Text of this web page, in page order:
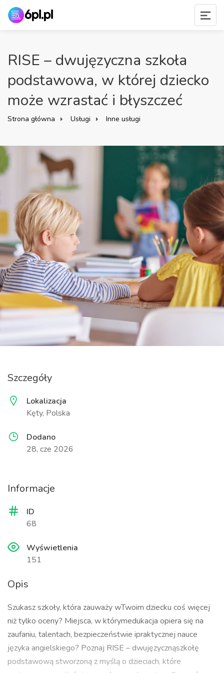
RISE – dwujęzyczna szkoła
podstawowa, w której dziecko
może wzrastać i błyszczeć
Strona główna Usługi Inne usługi
Szczegóły
Lokalizacja
Kęty, Polska
Dodano
28, cze 2026
Informacje
ID
68
Wyświetlenia
151
Opis
Szukasz szkoły, która zauważy wTwoim dziecku coś więcej
niż tylko oceny? Miejsca, w którymedukacja opiera się na
zaufaniu, talentach, bezpieczeństwie ipraktycznej nauce
języka angielskiego? Poznaj RISE – dwujęzycznąszkołę
podstawową stworzoną z myślą o dzieciach, które